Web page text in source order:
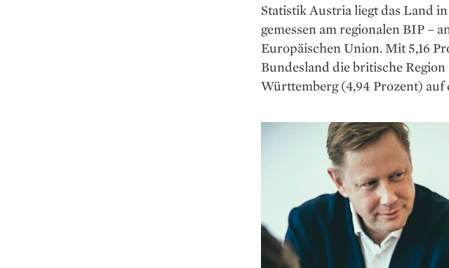
Statistik Austria liegt das Land
gemessen am regionalen BIP –
Europäischen Union. Mit 5,16
Bundesland die britische
Württemberg (4,94 Prozent) auf